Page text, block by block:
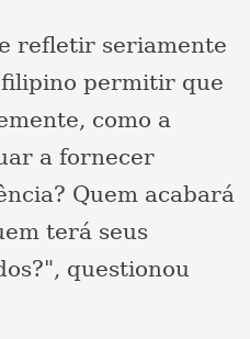
refletir seriamente
filipino permitir que
como a
a fornecer
Quem acabará
terá seus
questionou